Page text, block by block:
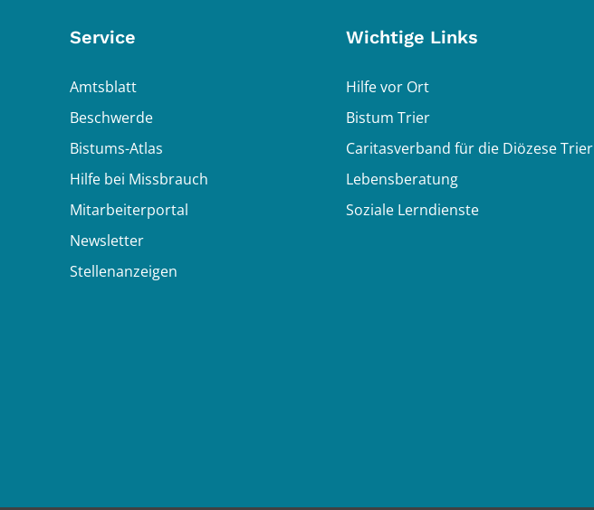
Service
Amtsblatt
Beschwerde
Bistums-Atlas
Hilfe bei Missbrauch
Mitarbeiterportal
Newsletter
Stellenanzeigen
Wichtige Links
Hilfe vor Ort
Bistum Trier
Caritasverband für die Diözese Trier
Lebensberatung
Soziale Lerndienste